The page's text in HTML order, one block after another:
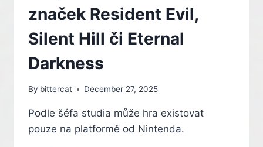
značek Resident Evil,
Silent Hill či Eternal
Darkness
By bittercat December 27, 2025
Podle šéfa studia může hra existovat
pouze na platformě od Nintenda.